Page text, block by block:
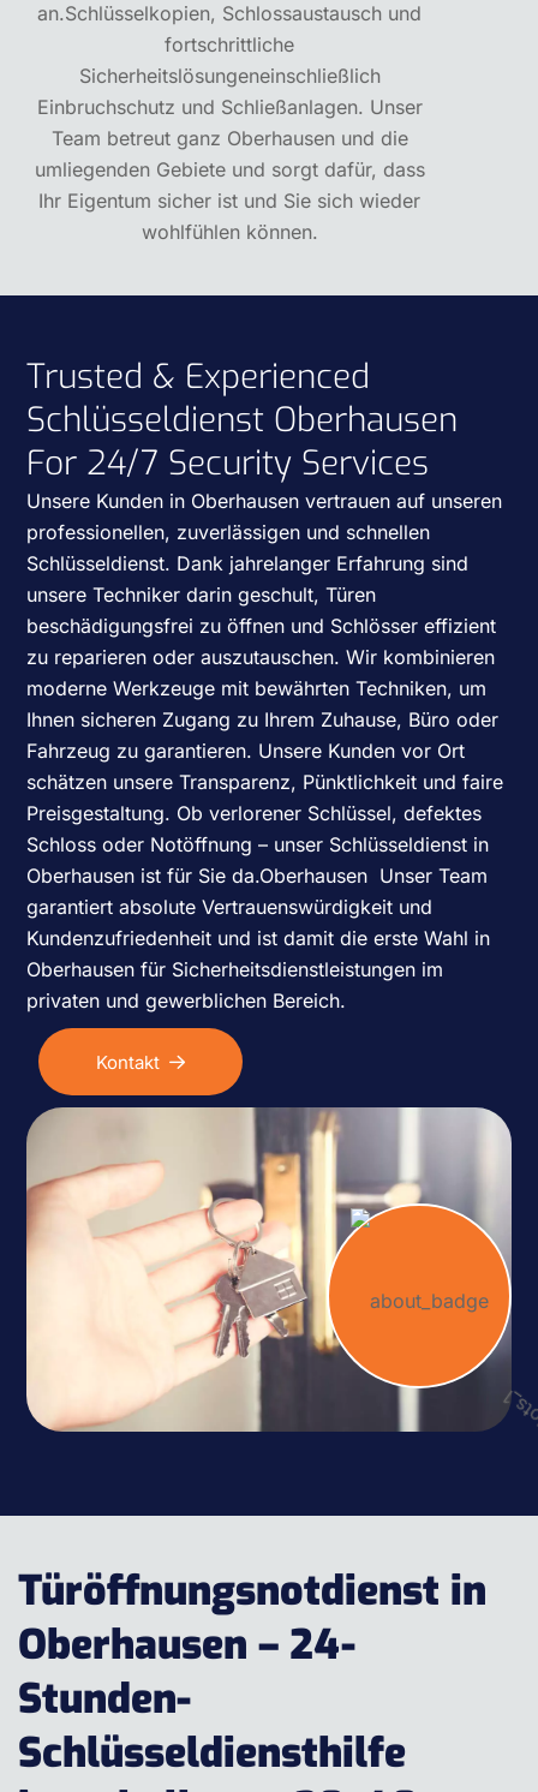
an.Schlüsselkopien, Schlossaustausch und
fortschrittliche
Sicherheitslösungeneinschließlich
Einbruchschutz und Schließanlagen. Unser
Team betreut ganz Oberhausen und die
umliegenden Gebiete und sorgt dafür, dass
Ihr Eigentum sicher ist und Sie sich wieder
wohlfühlen können.
Trusted & Experienced
Schlüsseldienst Oberhausen
For 24/7 Security Services
Unsere Kunden in Oberhausen vertrauen auf unseren
professionellen, zuverlässigen und schnellen
Schlüsseldienst. Dank jahrelanger Erfahrung sind
unsere Techniker darin geschult, Türen
beschädigungsfrei zu öffnen und Schlösser effizient
zu reparieren oder auszutauschen. Wir kombinieren
moderne Werkzeuge mit bewährten Techniken, um
Ihnen sicheren Zugang zu Ihrem Zuhause, Büro oder
Fahrzeug zu garantieren. Unsere Kunden vor Ort
schätzen unsere Transparenz, Pünktlichkeit und faire
Preisgestaltung. Ob verlorener Schlüssel, defektes
Schloss oder Notöffnung – unser Schlüsseldienst in
Oberhausen ist für Sie da.Oberhausen Unser Team
garantiert absolute Vertrauenswürdigkeit und
Kundenzufriedenheit und ist damit die erste Wahl in
Oberhausen für Sicherheitsdienstleistungen im
privaten und gewerblichen Bereich.
Kontakt
Türöffnungsnotdienst in
Oberhausen – 24-
Stunden-
Schlüsseldiensthilfe